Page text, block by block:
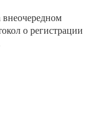
внеочередном
о регистрации